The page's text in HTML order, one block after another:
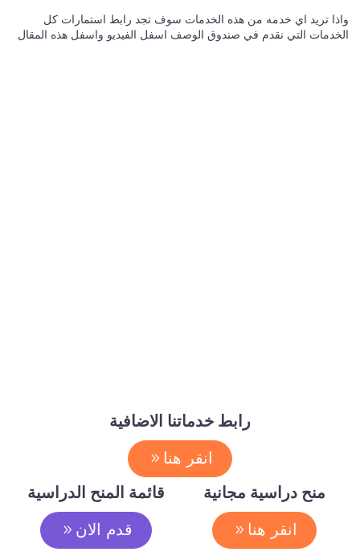
واذا تريد اي خدمه من هذه الخدمات سوف تجد رابط استمارات كل
الخدمات التي نقدم في صندوق الوصف اسفل الفيديو واسفل هذه المقال
رابط خدماتنا الاضافية
انقر هنا
منح دراسية مجانية
انقر هنا
قائمة المنح الدراسية
قدم الان